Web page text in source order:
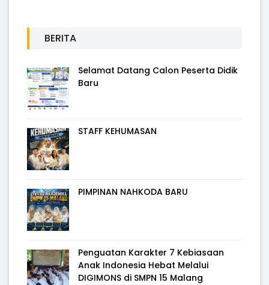
BERITA
Selamat Datang Calon Peserta Didik
Baru
STAFF KEHUMASAN
PIMPINAN NAHKODA BARU
Penguatan Karakter 7 Kebiasaan
Anak Indonesia Hebat Melalui
DIGIMONS di SMPN 15 Malang